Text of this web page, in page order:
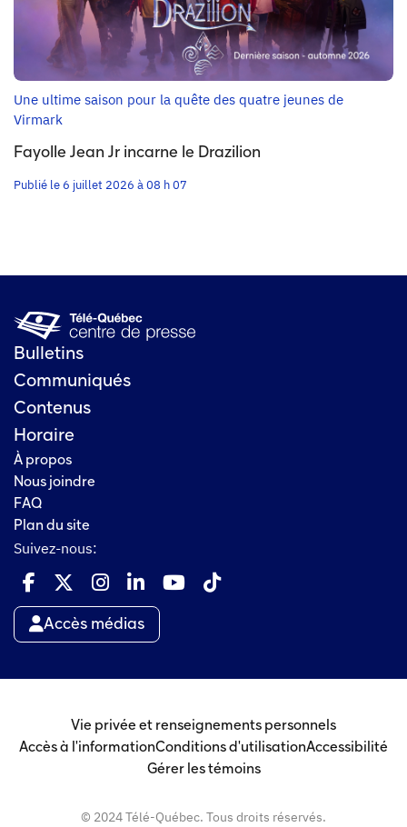
Une ultime saison pour la quête des quatre jeunes de
Virmark
Fayolle Jean Jr incarne le Drazilion
Publié le 6 juillet 2026 à 08 h 07
Bulletins
Communiqués
Contenus
Horaire
À propos
Nous joindre
FAQ
Plan du site
Suivez-nous:
Accès médias
Vie privée et renseignements personnels
Accès à l'informationConditions d'utilisationAccessibilité
Gérer les témoins
© 2024 Télé-Québec. Tous droits réservés.